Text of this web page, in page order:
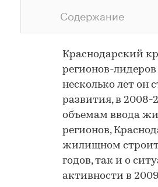
Содержание
Краснодарский
регионов-
несколько лет он
развития, в 2008-
объемам ввода
регионов,
жилищном
годов, так и о
активности в